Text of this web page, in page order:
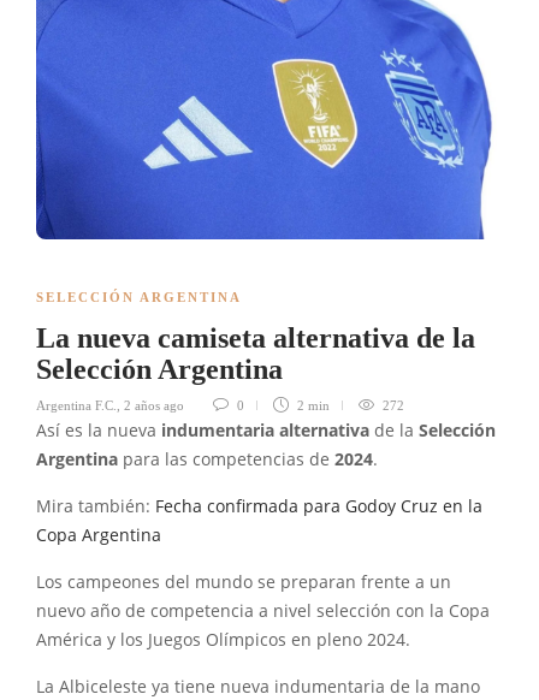
SELECCIÓN ARGENTINA
La nueva camiseta alternativa de la
Selección Argentina
Argentina F.C. 2 años ago 0 2 min 272
Así es la nueva indumentaria alternativa de la Selección
Argentina para las competencias de 2024.
Mira también: Fecha confirmada para Godoy Cruz en la
Copa Argentina
Los campeones del mundo se preparan frente a un
nuevo año de competencia a nivel selección con la Copa
América y los Juegos Olímpicos en pleno 2024.
La Albiceleste ya tiene nueva indumentaria de la mano